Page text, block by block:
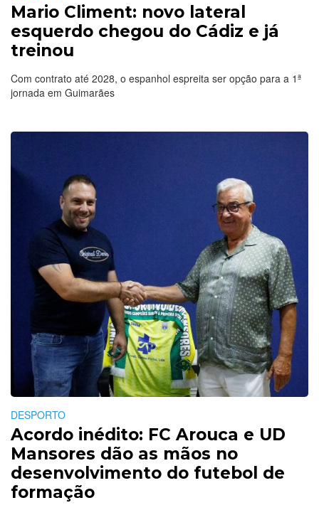
Mario Climent: novo lateral
esquerdo chegou do Cádiz e já
treinou
Com contrato até 2028, o espanhol espreita ser opção para a 1ª
jornada em Guimarães
DESPORTO
Acordo inédito: FC Arouca e UD
Mansores dão as mãos no
desenvolvimento do futebol de
formação